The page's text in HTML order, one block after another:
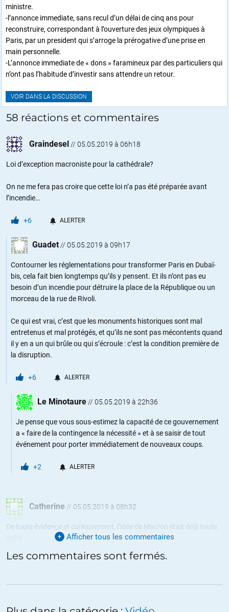
ministre.
-l’annonce immediate, sans recul d’un délai de cinq ans pour
reconstruire, correspondant à l’ouverture des jeux olympiques à
Paris, par un president qui s’arroge la prérogative d’une prise en
main personnelle.
-L’annonce immediate de « dons » faramineux par des particuliers qui
n’ont pas l’habitude d’investir sans attendre un retour.
VOIR DANS LA DISCUSSION
58 réactions et commentaires
Graindesel // 05.05.2019 à 06h18
Loi d’exception macroniste pour la cathédrale?
On ne me fera pas croire que cette loi n’a pas été préparée avant
l’incendie…
+6 ALERTER
Guadet // 05.05.2019 à 09h17
Contourner les réglementations pour transformer Paris en Dubaï-
bis, cela fait bien longtemps qu’ils y pensent. Et ils n’ont pas eu
besoin d’un incendie pour détruire la place de la République ou un
morceau de la rue de Rivoli.
Ce qui est vrai, c’est que les monuments historiques sont mal
entretenus et mal protégés, et qu’ils ne sont pas mécontents quand
il y en a un qui brûle ou qui s’écroule : c’est la condition première de
la disruption.
+6 ALERTER
Le Minotaure // 05.05.2019 à 22h36
Je pense que vous sous-estimez la capacité de ce gouvernement
a « faire de la contingence la nécessité » et à se saisir de tout
événement pour porter immédiatement de nouveaux coups.
+2 ALERTER
Catherine // 05.05.2019 à 08h32
De toute évidence et curieusement, l’idée de Macron était déjà toute
ce désastre est pour le moins suspect. On a eu l’impression que tout
Plusieurs éléments sont troublants ;
-Indigence des moyens mis en oeuvre pour luttre (tardive) contre le
Afficher tous les commentaires
Les commentaires sont fermés.